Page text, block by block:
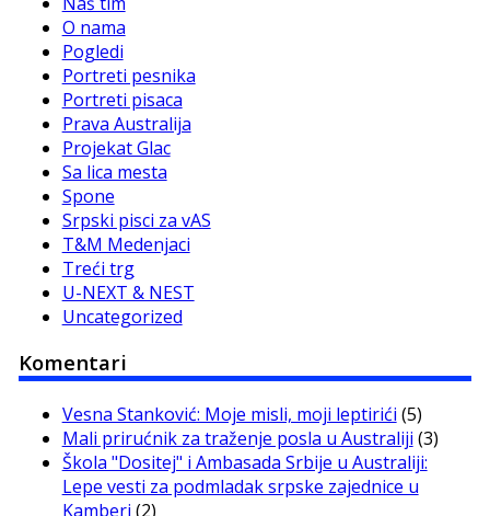
O nama
Pogledi
Portreti pesnika
Portreti pisaca
Prava Australija
Projekat Glac
Sa lica mesta
Spone
Srpski pisci za vAS
T&M Medenjaci
Treći trg
U-NEXT & NEST
Uncategorized
Komentari
Vesna Stanković: Moje misli, moji leptirići (5)
Mali prirućnik za traženje posla u Australiji (3)
Škola "Dositej" i Ambasada Srbije u Australiji:
Lepe vesti za podmladak srpske zajednice u
Kamberi (2)